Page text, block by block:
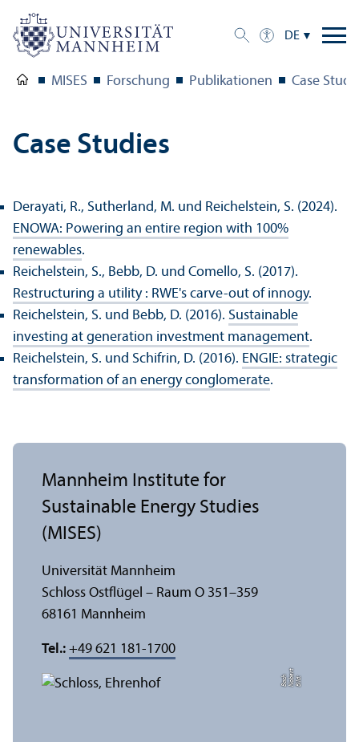
DE
MISES Forschung Publikationen Case
Case Studies
Derayati, R., Sutherland, M. und Reichelstein, S. (2024).
ENOWA: Powering an entire region with 100%
renewables.
Reichelstein, S., Bebb, D. und Comello, S. (2017).
Restructuring a utility : RWE's carve-out of innogy.
Reichelstein, S. und Bebb, D. (2016). Sustainable
investing at generation investment management.
Reichelstein, S. und Schifrin, D. (2016). ENGIE: strategic
trans­formation of an energy conglomerate.
Bil
d:
N
o
b
e r
tB
a
c
h
Mannheim Institute for
Sustainable Energy Studies
(MISES)
Universität Mannheim
Schloss Ostflügel – Raum O 351–359
68161 Mannheim
Tel.: +49 621 181-1700